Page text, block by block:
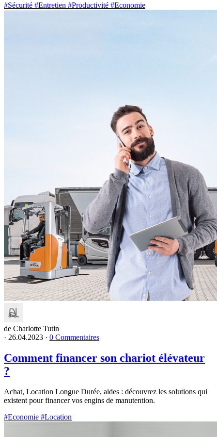
#Sécurité #Entretien #Productivité #Economie
de Charlotte Tutin
· 26.04.2023 · 0 Commentaires
Comment financer son chariot élévateur
?
Achat, Location Longue Durée, aides : découvrez les solutions qui
existent pour financer vos engins de manutention.
#Economie #Location